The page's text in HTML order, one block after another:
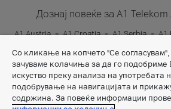
Дознај повеќе за A1
A1 Austria A1 Croatia A1 Serbia A1
Со кликање на копчето "Се согласувам",
зачуваме колачиња за да го
искуство преку анализа на употребата
подобрување на навигацијата и
содржина. За повеќе информации